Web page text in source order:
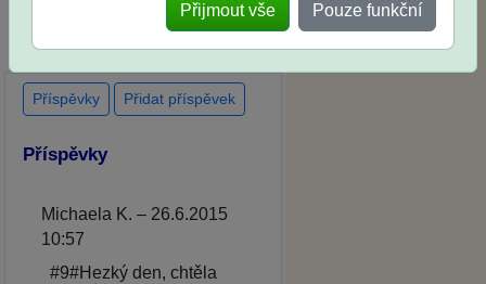
po skutečných přijímacích
zkouškách
Přijmout vše Pouze funkční
Příspěvky Přidat příspěvek
Příspěvky
Michaela K. – 26.6.2015
10:57
#9#Hezký den, chtěla